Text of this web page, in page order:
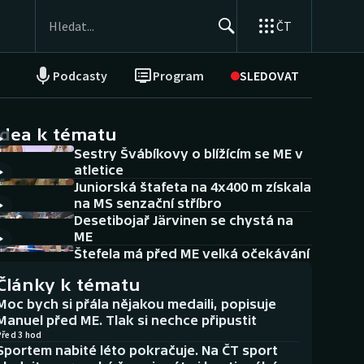
ČT
Podcasty Program SLEDOVAT
NEPŘEHLÉDNĚTE
Historické návraty
Aplikace ČT sport
AZ kvíz
k tématu
Sestry Švábíkovy o blížícím se ME v
atletice
Juniorská štafeta na 4x400 m získala
na MS senzační stříbro
Desetibojař Järvinen se chystá na
ME
Štefela má před ME velká očekávání
k tématu
bych si přála nějakou medaili, popisuje
před ME. Tlak si nechce připustit
3 hod
nabité léto pokračuje. Na ČT sport